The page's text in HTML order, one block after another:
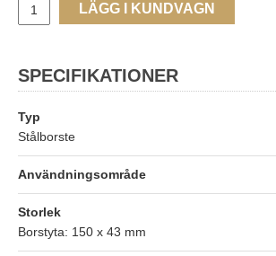
LÄGG I KUNDVAGN
SPECIFIKATIONER
Typ
Stålborste
Användningsområde
Storlek
Borstyta: 150 x 43 mm